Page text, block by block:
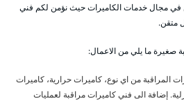
في مجال خدمات الكاميرات حيث نؤمن لكم فني
متقن.
صغيرة ما يلي من الاعمال:
المراقبة من اي نوع، كاميرات حرارية، كاميرات
إضافة الى فني كاميرات مراقبة لعمليات